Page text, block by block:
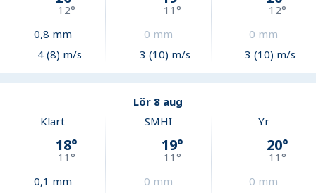
12°
0,8 mm
4 (8) m/s
11 °
0 mm
3 (10) m/s
12°
0 mm
3 (10) m/s
Lör 8 aug
Klart
18°
11°
0,1 mm
SMHI
19°
11 °
0 mm
Yr
20°
11°
0 mm